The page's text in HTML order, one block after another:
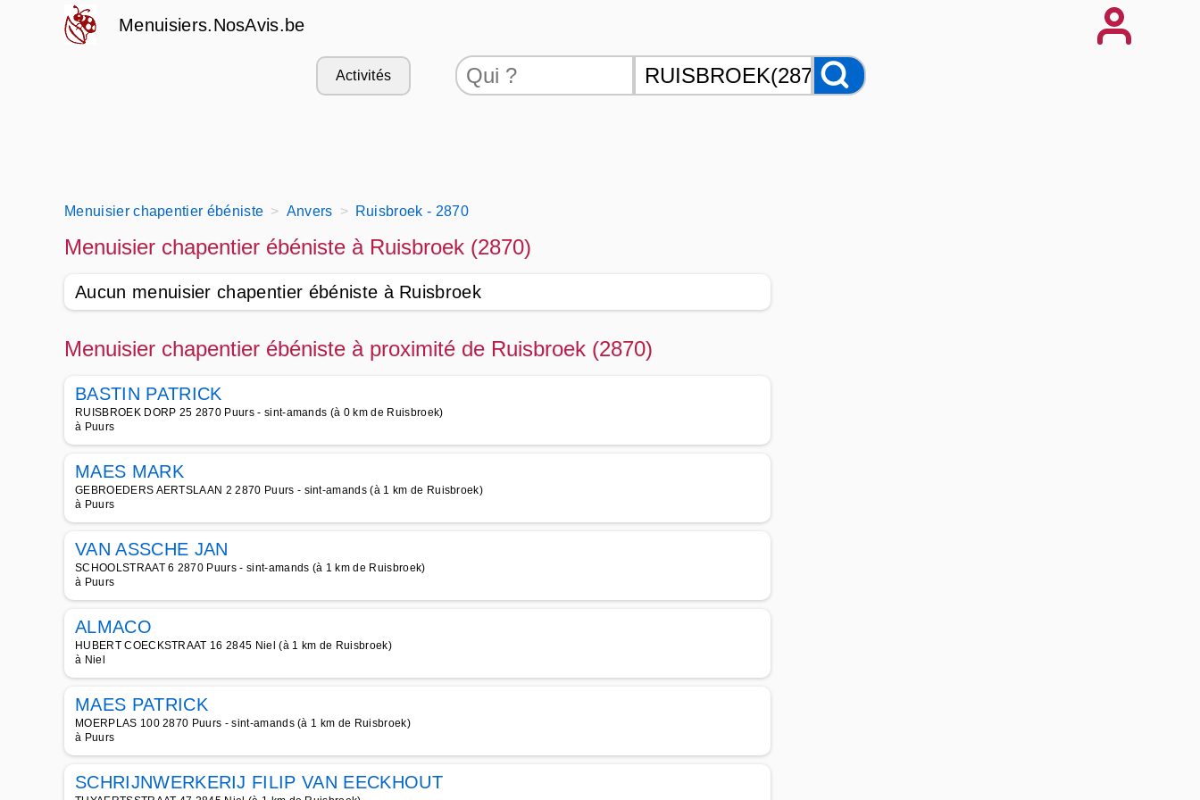
Menuisiers.NosAvis.be
Activités
Menuisier chapentier ébéniste Anvers Ruisbroek - 2870
Menuisier chapentier ébéniste à Ruisbroek (2870)
Aucun menuisier chapentier ébéniste à Ruisbroek
Menuisier chapentier ébéniste à proximité de Ruisbroek (2870)
BASTIN PATRICK
RUISBROEK DORP 25 2870 Puurs - sint-amands (à 0 km de Ruisbroek)
à Puurs
MAES MARK
GEBROEDERS AERTSLAAN 2 2870 Puurs - sint-amands (à 1 km de Ruisbroek)
à Puurs
VAN ASSCHE JAN
SCHOOLSTRAAT 6 2870 Puurs - sint-amands (à 1 km de Ruisbroek)
à Puurs
ALMACO
HUBERT COECKSTRAAT 16 2845 Niel (à 1 km de Ruisbroek)
à Niel
MAES PATRICK
MOERPLAS 100 2870 Puurs - sint-amands (à 1 km de Ruisbroek)
à Puurs
SCHRIJNWERKERIJ FILIP VAN EECKHOUT